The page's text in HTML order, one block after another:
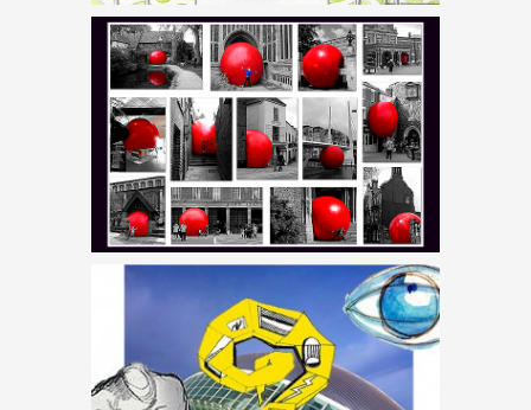
A CSÖPÖGTETETT
TEMPLOM – JÁTÉK
CÍMLAPSZTÁROK –
JÁTÉK